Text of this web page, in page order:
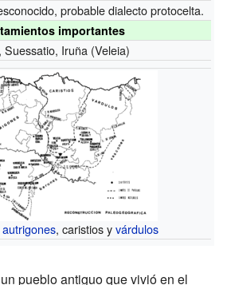
probable dialecto protocelta.
importantes
Suessatio, Iruña (Veleia)
autrigones, caristios yvárdulos
pueblo antiguo que vivió en el